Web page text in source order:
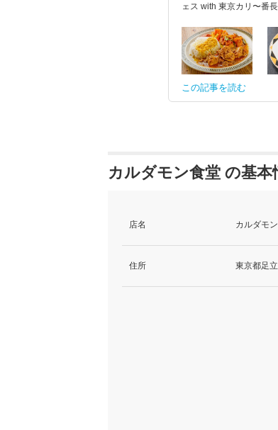
ェス with 東京カリ〜番
この記事を読む
カルダモン食堂 の基本
店名 カルダモ
住所 東京都足